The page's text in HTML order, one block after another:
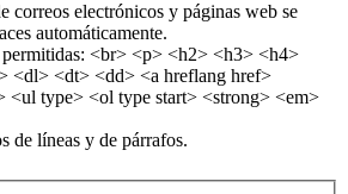
correos electrónicos y páginas web se
automáticamente.
<br> <p> <h2> <h3> <h4>
<dl> <dt> <dd> <a hreflang href>
<ul type> <ol type start> <strong> <em>
de líneas y de párrafos.